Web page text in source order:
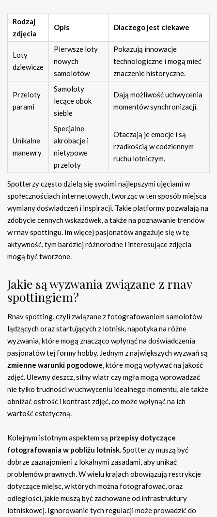
Rodzaj
zdjęcia
Opis Dlaczego jest ciekawe
Loty
dziewicze
Pierwsze loty
nowych
samolotów
Pokazują innowacje
technologiczne i mogą mieć
znaczenie historyczne.
Przeloty
parami
Samoloty
lecące obok
siebie
Dają możliwość uchwycenia
momentów synchronizacji.
Unikalne
manewry
Specjalne
akrobacje i
nietypowe
przeloty
Otaczają je emocje i są
rzadkością w codziennym
ruchu lotniczym.
Spotterzy często dzielą się swoimi najlepszymi ujęciami w
społecznościach internetowych, tworząc w ten sposób miejsca
wymiany doświadczeń i inspiracji. Takie platformy pozwalają na
zdobycie cennych wskazówek, a także na poznawanie trendów
w rnav spottingu. Im więcej pasjonatów angażuje się w tę
aktywność, tym bardziej różnorodne i interesujące zdjęcia
mogą być tworzone.
Jakie są wyzwania związane z rnav
spottingiem?
Rnav spotting, czyli związane z fotografowaniem samolotów
lądzących oraz startujących z lotnisk, napotyka na różne
wyzwania, które mogą znacząco wpłynąć na doświadczenia
pasjonatów tej formy hobby. Jednym z największych wyzwań są
zmienne warunki pogodowe , które mogą wpływać na jakość
zdjęć. Ulewny deszcz, silny wiatr czy mgła mogą wprowadzać
nie tylko trudności w uchwyceniu idealnego momentu, ale także
obniżać ostrość i kontrast zdjęć, co może wpłynąć na ich
wartość estetyczną.
Kolejnym istotnym aspektem są przepisy dotyczące
fotografowania w pobliżu lotnisk . Spotterzy muszą być
dobrze zaznajomieni z lokalnymi zasadami, aby unikać
problemów prawnych. W wielu krajach obowiązują restrykcje
dotyczące miejsc, w których można fotografować, oraz
odległości, jakie muszą być zachowane od infrastruktury
lotniskowej. Ignorowanie tych regulacji może prowadzić do